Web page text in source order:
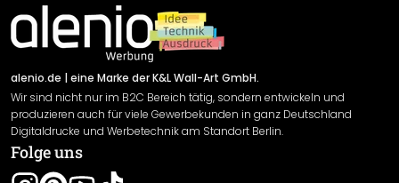
Newsletter An-/Abmeldung
Sendungsverfolgung
Impressum
Versand & Zahlung
Rücksendung
Widerrufsrecht
Datenschutzerklärung
Gewährleistung
alenio.de | eine Marke der K&L Wall-Art GmbH.
Wir sind nicht nur im B2C Bereich tätig, sondern entwickeln und
produzieren auch für viele Gewerbekunden in ganz Deutschland
Digitaldrucke und Werbetechnik am Standort Berlin.
Folge uns